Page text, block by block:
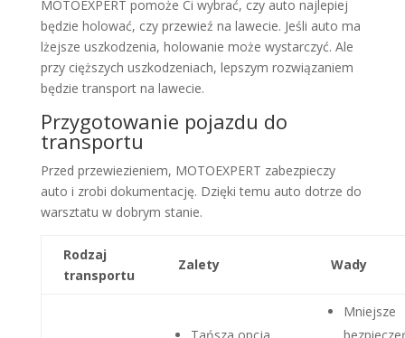
MOTOEXPERT pomoże Ci wybrać, czy auto najlepiej
będzie holować, czy przewieź na lawecie. Jeśli auto ma
lżejsze uszkodzenia, holowanie może wystarczyć. Ale
przy cięższych uszkodzeniach, lepszym rozwiązaniem
będzie transport na lawecie.
Przygotowanie pojazdu do
transportu
Przed przewiezieniem, MOTOEXPERT zabezpieczy
auto i zrobi dokumentację. Dzięki temu auto dotrze do
warsztatu w dobrym stanie.
Rodzaj
transportu
Zalety Wady
Mniejsze